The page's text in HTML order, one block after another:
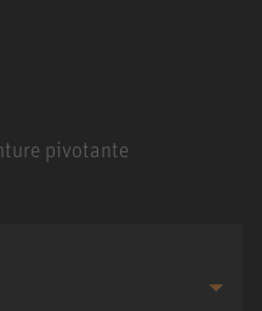
pivotante